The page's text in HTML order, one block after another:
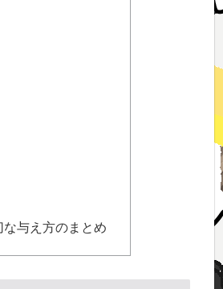
与え方のまとめ